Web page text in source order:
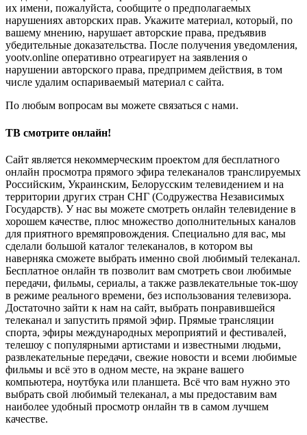
их имени, пожалуйста, сообщите о предполагаемых
нарушениях авторских прав. Укажите материал, который, по
вашему мнению, нарушает авторские права, предъявив
убедительные доказательства. После получения уведомления,
yootv.online оперативно отреагирует на заявления о
нарушении авторского права, предпримем действия, в том
числе удалим оспариваемый материал с сайта.
По любым вопросам вы можете связаться с нами.
ТВ смотрите онлайн!
Сайт является некоммерческим проектом для бесплатного
онлайн просмотра прямого эфира телеканалов транслируемых
Российским, Украинским, Белорусским телевидением и на
территории других стран СНГ (Содружества Независимых
Государств). У нас вы можете смотреть онлайн телевидение в
хорошем качестве, плюс множество дополнительных каналов
для приятного времяпровождения. Специально для вас, мы
сделали большой каталог телеканалов, в котором вы
наверняка сможете выбрать именно свой любимый телеканал.
Бесплатное онлайн тв позволит вам смотреть свои любимые
передачи, фильмы, сериалы, а также развлекательные ток-шоу
в режиме реального времени, без использования телевизора.
Достаточно зайти к нам на сайт, выбрать понравившейся
телеканал и запустить прямой эфир. Прямые трансляции
спорта, эфиры международных мероприятий и фестивалей,
телешоу с популярными артистами и известными людьми,
развлекательные передачи, свежие новости и всеми любимые
фильмы и всё это в одном месте, на экране вашего
компьютера, ноутбука или планшета. Всё что вам нужно это
выбрать свой любимый телеканал, а мы предоставим вам
наиболее удобный просмотр онлайн тв в самом лучшем
качестве.